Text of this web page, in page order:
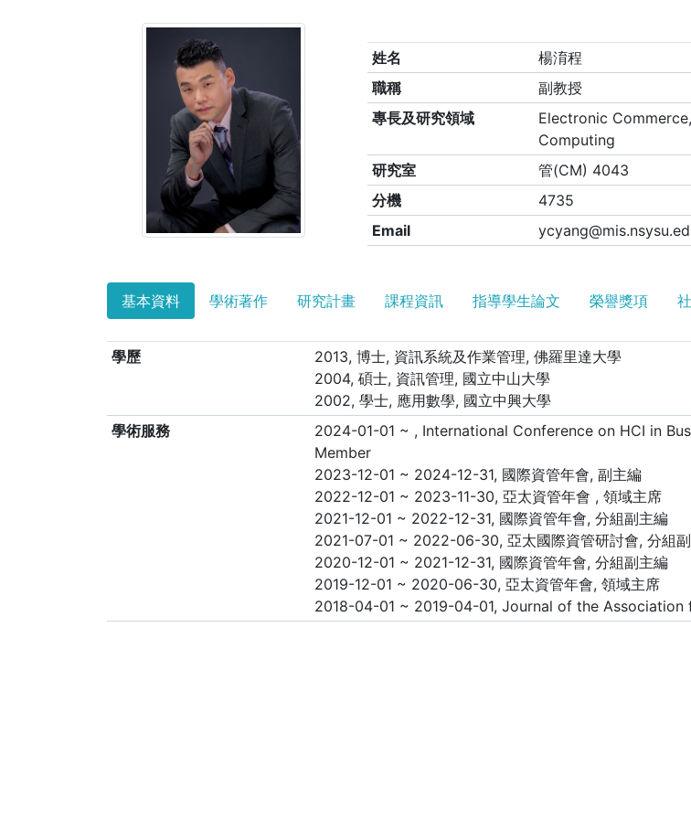
姓名
楊淯程
職稱
副教授
專長及研究領域
Electronic
Computing
研究室
管(CM) 4043
分機
4735
Email
基本資料 學術著作 研究計畫 課程資訊 指導學生論文 榮譽獎項
學歷
2013, 博士, 資訊系統及作業管理, 佛羅里達大學
2004, 碩士, 資訊管理, 國立中山大學
2002, 學士, 應用數學, 國立中興大學
學術服務
2024-01-01 ~ , International Conference on HCI in
Member
2023-12-01 ~ 2024-12-31, 國際資管年會, 副主編
2022-12-01 ~ 2023-11-30, 亞太資管年會 , 領域主席
2021-12-01 ~ 2022-12-31, 國際資管年會, 分組副主編
2021-07-01 ~ 2022-06-30, 亞太國際資管研討會, 分組
2020-12-01 ~ 2021-12-31, 國際資管年會, 分組副主編
2019-12-01 ~ 2020-06-30, 亞太資管年會, 領域主席
2018-04-01 ~ 2019-04-01, Journal of the Association